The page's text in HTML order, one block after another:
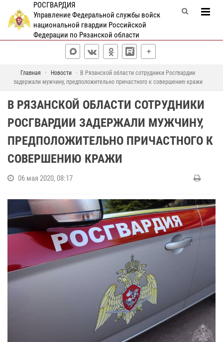
РОСГВАРДИЯ
Управление Федеральной службы войск
национальной гвардии Российской
Федерации по Рязанской области
Главная Новости
В Рязанской области сотрудники Росгвардии
задержали мужчину, предположительно причастного к совершению кражи
В РЯЗАНСКОЙ ОБЛАСТИ СОТРУДНИКИ
РОСГВАРДИИ ЗАДЕРЖАЛИ МУЖЧИНУ,
ПРЕДПОЛОЖИТЕЛЬНО ПРИЧАСТНОГО К
СОВЕРШЕНИЮ КРАЖИ
06 мая 2020, 08:17